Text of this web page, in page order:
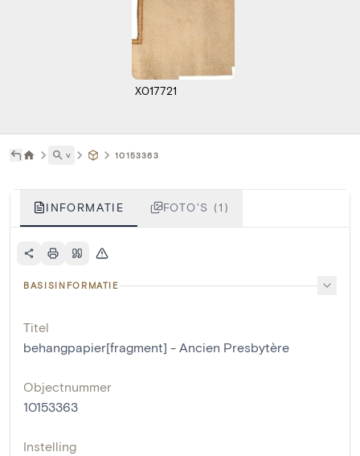
X017721
˅ 10153363
INFORMATIE FOTO'S (1)
BASISINFORMATIE
Titel
behangpapier[fragment] - Ancien Presbytère
Objectnummer
10153363
Instelling